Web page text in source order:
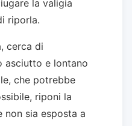
la valigia
riporla.
cerca di
asciutto e lontano
che potrebbe
riponi la
non sia esposta a